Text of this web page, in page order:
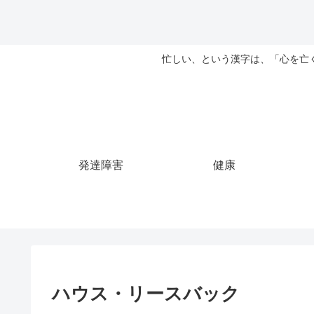
忙しい、という漢字は、「心を
発達障害 健康
ハウス・リースバック